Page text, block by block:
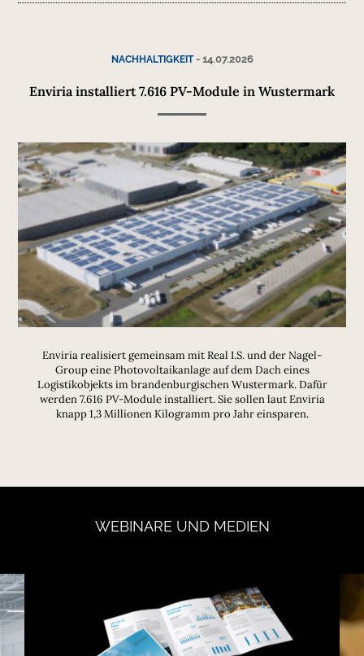
NACHHALTIGKEIT- 14.07.2026
Enviria installiert 7.616 PV-Module in Wustermark
Enviria realisiert gemeinsam mit Real I.S. und der Nagel-
Group eine Photovoltaikanlage auf dem Dach eines
Logistikobjekts im brandenburgischen Wustermark. Dafür
werden 7.616 PV-Module installiert. Sie sollen laut Enviria
knapp 1,3 Millionen Kilogramm pro Jahr einsparen.
WEBINARE UND MEDIEN